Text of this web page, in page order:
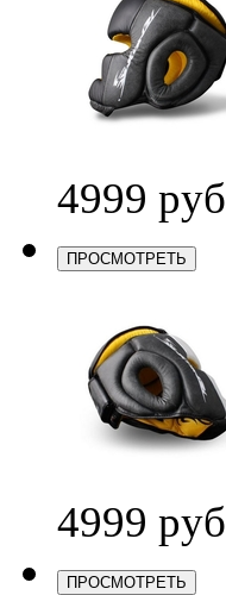
4999 руб
ПРОСМОТРЕТЬ
4999 руб
ПРОСМОТРЕТЬ